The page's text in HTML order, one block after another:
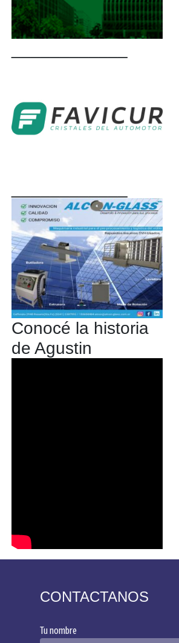
Conocé la historia
de Agustin
CONTACTANOS
Tu nombre
Alternative: